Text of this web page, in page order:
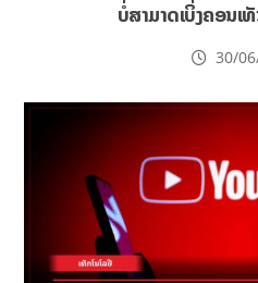
ບໍ່ສາມາດເບິ່ງຄອນເ
30/